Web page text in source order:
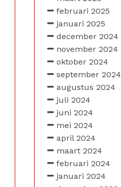
februari 2025
januari 2025
december 2024
november 2024
oktober 2024
september 2024
augustus 2024
juli 2024
juni 2024
mei 2024
april 2024
maart 2024
februari 2024
januari 2024